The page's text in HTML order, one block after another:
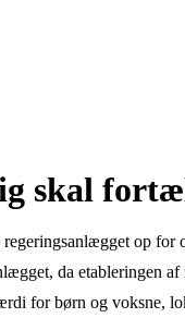
skal
op
da etableringen
for børn og voksne,